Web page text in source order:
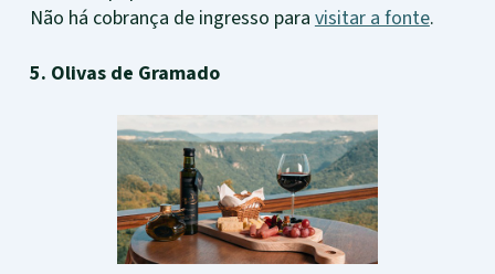
Não há cobrança de ingresso paravisitar a fonte.
5. Olivas de Gramado